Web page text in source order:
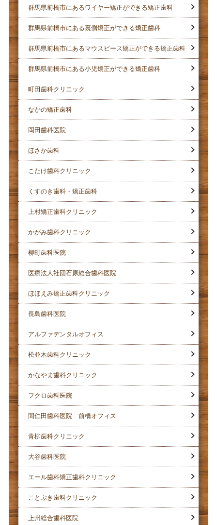
群馬県前橋市にあるワイヤー矯正ができる矯正歯科
群馬県前橋市にある裏側矯正ができる矯正歯科
群馬県前橋市にあるマウスピース矯正ができる矯正歯科
群馬県前橋市にある小児矯正ができる矯正歯科
町田歯科クリニック
なかの矯正歯科
岡田歯科医院
ほさか歯科
こたけ歯科クリニック
くすのき歯科・矯正歯科
上村矯正歯科クリニック
かがみ歯科クリニック
柳町歯科医院
医療法人社団石原総合歯科医院
ほほえみ矯正歯科クリニック
長島歯科医院
アルファデンタルオフィス
松並木歯科クリニック
かなやま歯科クリニック
フクロ歯科医院
間仁田歯科医院 前橋オフィス
青柳歯科クリニック
大谷歯科医院
エール歯科矯正歯科クリニック
ことぶき歯科クリニック
上州総合歯科医院